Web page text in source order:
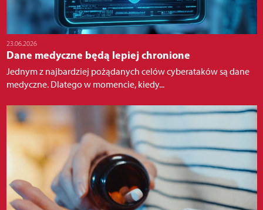
23.06.2026
Dane medyczne będą lepiej chronione
Jednym z najbardziej pożądanych celów cyberataków są dane
medyczne. Dlatego w momencie, kiedy...